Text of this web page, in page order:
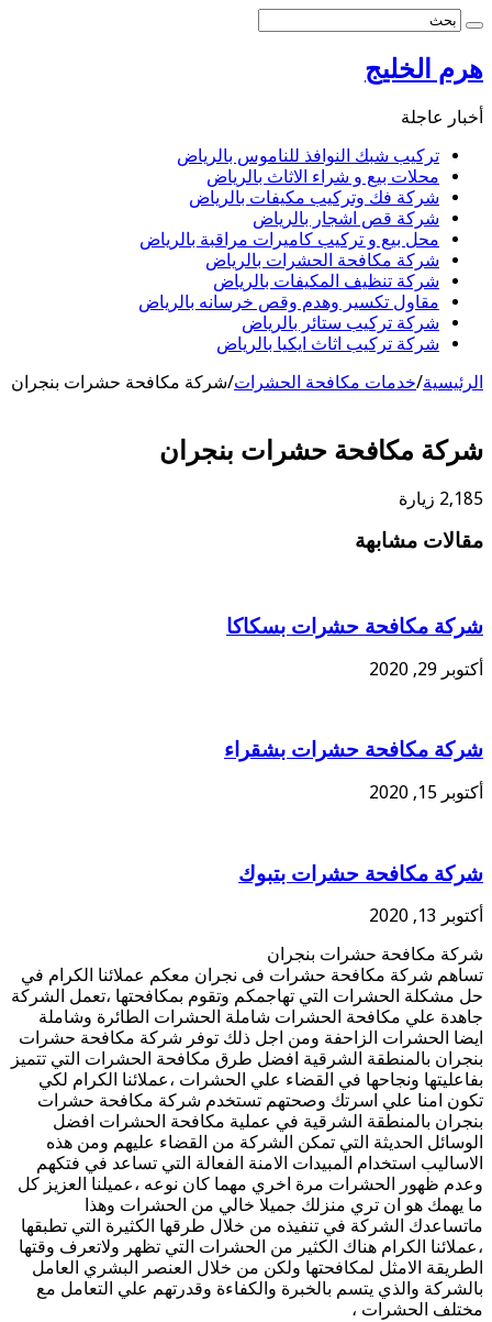
هرم الخليج
أخبار عاجلة
تركيب شبك النوافذ للناموس بالرياض
محلات بيع و شراء الاثاث بالرياض
شركة فك وتركيب مكيفات بالرياض
شركة قص اشجار بالرياض
محل بيع و تركيب كاميرات مراقبة بالرياض
شركة مكافحة الحشرات بالرياض
شركة تنظيف المكيفات بالرياض
مقاول تكسير وهدم وقص خرسانه بالرياض
شركة تركيب ستائر بالرياض
شركة تركيب اثاث ايكيا بالرياض
الرئيسية/خدمات مكافحة الحشرات/شركة مكافحة حشرات بنجران
شركة مكافحة حشرات بنجران
2,185 زيارة
مقالات مشابهة
شركة مكافحة حشرات بسكاكا
أكتوبر 29, 2020
شركة مكافحة حشرات بشقراء
أكتوبر 15, 2020
شركة مكافحة حشرات بتبوك
أكتوبر 13, 2020
شركة مكافحة حشرات بنجران
تساهم شركة مكافحة حشرات فى نجران معكم عملائنا الكرام في
حل مشكلة الحشرات التي تهاجمكم وتقوم بمكافحتها ،تعمل الشركة
جاهدة علي مكافحة الحشرات شاملة الحشرات الطائرة وشاملة
ايضا الحشرات الزاحفة ومن اجل ذلك توفر شركة مكافحة حشرات
بنجران بالمنطقة الشرقية افضل طرق مكافحة الحشرات التي تتميز
بفاعليتها ونجاحها في القضاء علي الحشرات ،عملائنا الكرام لكي
تكون امنا علي اسرتك وصحتهم تستخدم شركة مكافحة حشرات
بنجران بالمنطقة الشرقية في عملية مكافحة الحشرات افضل
الوسائل الحديثة التي تمكن الشركة من القضاء عليهم ومن هذه
الاساليب استخدام المبيدات الامنة الفعالة التي تساعد في فتكهم
وعدم ظهور الحشرات مرة اخري مهما كان نوعه ،عميلنا العزيز كل
ما يهمك هو ان تري منزلك جميلا خالي من الحشرات وهذا
ماتساعدك الشركة في تنفيذه من خلال طرقها الكثيرة التي تطبقها
،عملائنا الكرام هناك الكثير من الحشرات التي تظهر ولاتعرف وقتها
الطريقة الامثل لمكافحتها ولكن من خلال العنصر البشري العامل
بالشركة والذي يتسم بالخبرة والكفاءة وقدرتهم علي التعامل مع
مختلف الحشرات ،